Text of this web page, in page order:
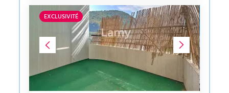
EXCLUSIVITÉ